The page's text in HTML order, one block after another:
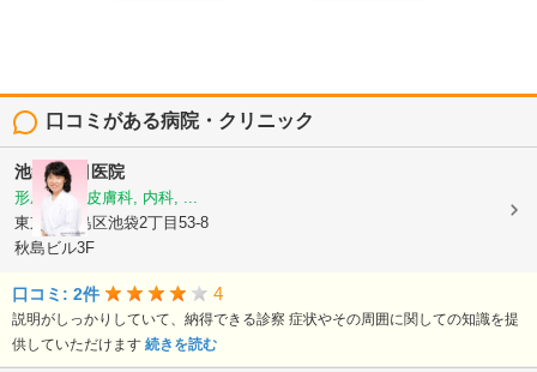
口コミがある病院・クリニック
池袋2丁目医院
形成外科, 皮膚科, 内科, ...
東京都豊島区池袋2丁目53-8
秋島ビル3F
口コミ: 2件 4
説明がしっかりしていて、納得できる診察 症状やその周囲に関しての知識を提
供していただけます 続きを読む